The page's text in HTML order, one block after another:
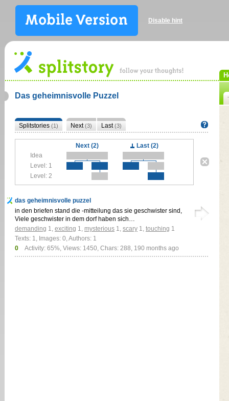
Disable hint
Das geheimnisvolle Puzzel
Splitstories (1) Next(3) Last(3)
Next (2)
Last (2)
Idea
Level: 1
Level: 2
das geheimnisvolle puzzel
in den briefen stand die -mitteilung das sie geschwister sind,
Viele geschwister in dem dorf haben sich…
demanding 1, exciting 1, mysterious 1, scary 1, touching 1
Texts: 1, Images: 0, Authors: 1
0
Activity: 65%, Views: 1450, Chars: 288, 190 months ago